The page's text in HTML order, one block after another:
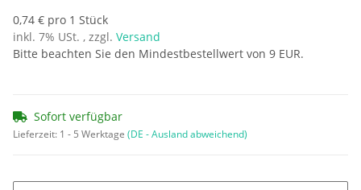
0,74 € pro 1 Stück
inkl. 7% USt. , zzgl. Versand
Bitte beachten Sie den Mindestbestellwert von 9 EUR.
Sofort verfügbar
Lieferzeit: 1 - 5 Werktage (DE - Ausland abweichend)